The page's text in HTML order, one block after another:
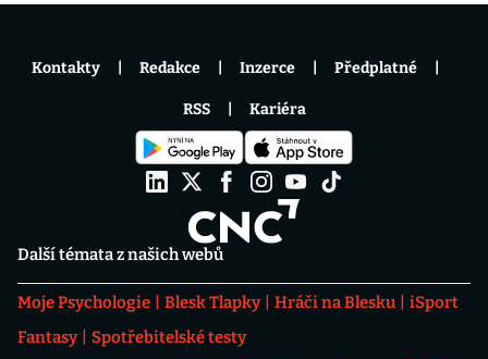
Další témata z našich webů
Moje Psychologie Blesk Tlapky Hráči na Blesku
iSport
Fantasy
Spotřebitelské testy
Kontakty Redakce Inzerce Předplatné
RSS Kariéra